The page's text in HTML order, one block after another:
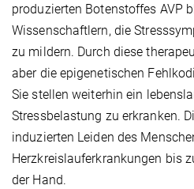
produzierten Botenstoffes AVP
Wissenschaftlern, die
zu mildern. Durch diese
aber die epigenetischen
Sie stellen weiterhin ein
Stressbelastung zu erkranken.
induzierten Leiden des
Herzkreislauferkrankungen bis
der Hand.